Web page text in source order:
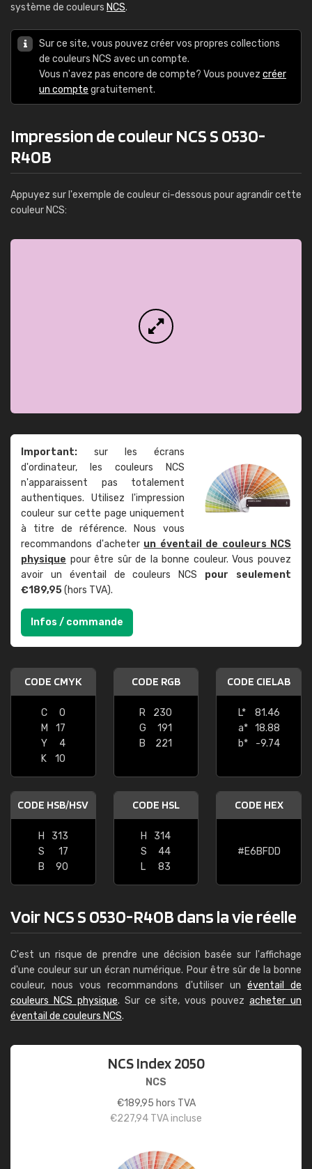
système de couleurs NCS.
Sur ce site, vous pouvez créer vos propres collections
de couleurs NCS avec un compte.
Vous n'avez pas encore de compte? Vous pouvez créer
un compte gratuitement.
Impression de couleur NCS S 0530-
R40B
Appuyez sur l'exemple de couleur ci-dessous pour agrandir cette
couleur NCS:
Important: sur les écrans
d'ordinateur, les couleurs NCS
n'apparaissent pas totalement
authentiques. Utilisez l'impression
couleur sur cette page uniquement
à titre de référence. Nous vous
recommandons d'acheter un éventail de couleurs NCS
physique pour être sûr de la bonne couleur. Vous pouvez
avoir un éventail de couleurs NCS pour seulement
€189,95(hors TVA).
Infos / commande
CODE CMYK
C
0
M
17
Y
4
K
10
CODE RGB
R
230
G
191
B
221
CODE CIELAB
L*
81.46
a*
18.88
b*
-9.74
CODE HSB/HSV
H
313
S
17
B
90
CODE HSL
H
314
S
44
L
83
CODE HEX
#E6BFDD
Voir NCS S 0530-R40B dans la vie réelle
C'est un risque de prendre une décision basée sur l'affichage
d'une couleur sur un écran numérique. Pour être sûr de la bonne
couleur, nous vous recommandons d'utiliser un éventail de
couleurs NCS physique. Sur ce site, vous pouvezacheter un
éventail de couleurs NCS.
NCS Index 2050
NCS
€189,95 hors TVA
€227,94 TVA incluse